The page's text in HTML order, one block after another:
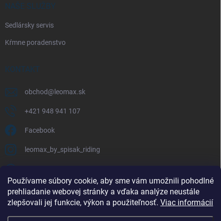
Používame súbory cookie, aby sme vám umožnili pohodlné
prehliadanie webovej stránky a vďaka analýze neustále
zlepšovali jej funkcie, výkon a použiteľnosť. Viac informácií
NAŠE SLUŽBY
Sedlársky servis
Kŕmne poradenstvo
KONTAKT
obchod@ leomax.sk
+421 948 941 107
Facebook
leomax_by_spisak_riding
FACEBOOK